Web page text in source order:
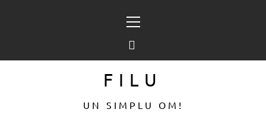
principal
FILU
UN SIMPLU OM!